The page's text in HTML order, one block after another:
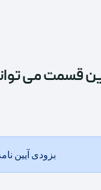
قسمت می
بزودی آیین